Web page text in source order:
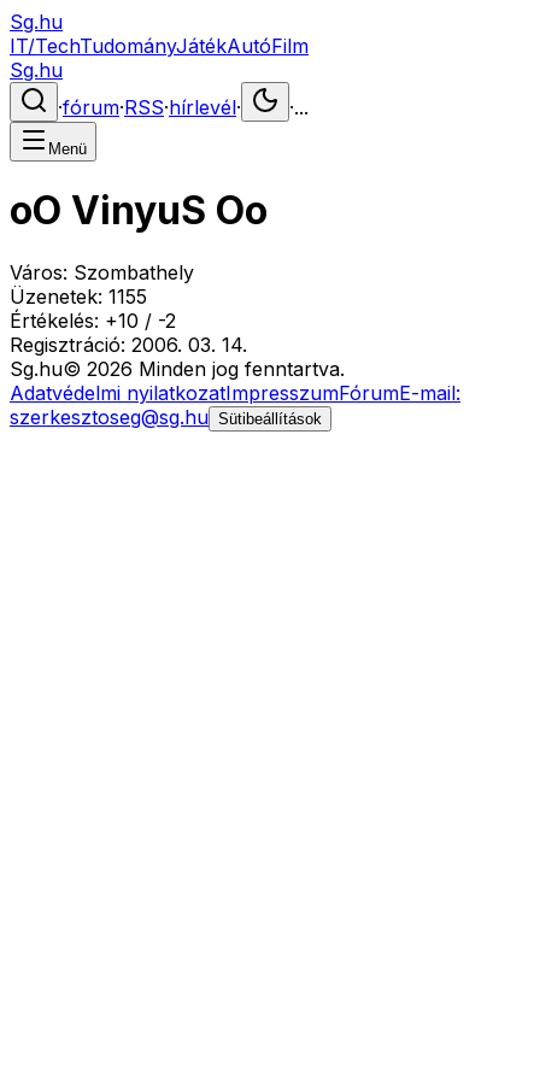
Sg.hu
IT/TechTudományJátékAutóFilm
Sg.hu
·fórum·RSS·hírlevél· ·...
Menü
oO VinyuS Oo
Város: Szombathely
Üzenetek: 1155
Értékelés: +10 / -2
Regisztráció: 2006. 03. 14.
Sg.hu© 2026 Minden jog fenntartva.
Adatvédelmi nyilatkozatImpresszumFórumE-mail:
szerkesztoseg@sg.hu Sütibeállítások